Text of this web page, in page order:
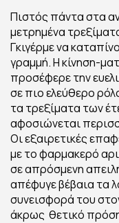
Πιστός πάντα στα
μετρημένα
Γκιγέρμε να
γραμμή. Η κίνηση-
προσέφερε την
σε πιο ελεύθερο
τα τρεξίματα των
αφοσιώνεται
Οι εξαιρετικές
με το φαρμακερό
σε απρόσμενη
απέφυγε βέβαια τα
συνεισφορά του
άκρως θετικό